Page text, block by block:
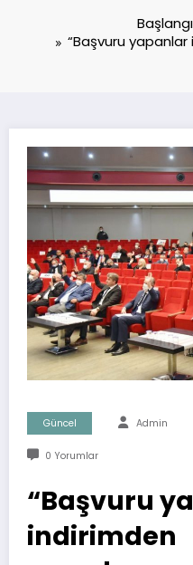
“Başvuru
Güncel Admin
0 Yorumlar
“Başvuru
indirimden